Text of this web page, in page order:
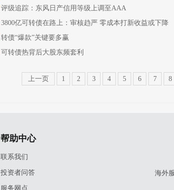
评级追踪：东风日产信用等级上调至AAA
3800亿可转债在路上：审核趋严 零成本打新收益或下降
转债“爆款”关键要多赢
可转债热背后大股东频套利
上一页 1 2 3 4 5 6 7 8
帮助中心
联系我们
投资者问答
服务网点
海外